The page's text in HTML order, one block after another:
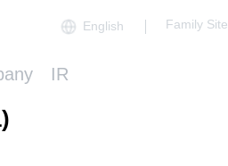
English Family Site
IR